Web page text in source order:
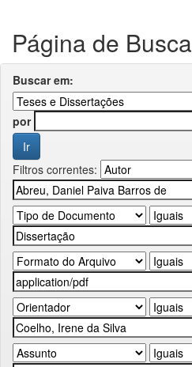
Página de Busca
Buscar em:
por
Filtros correntes: